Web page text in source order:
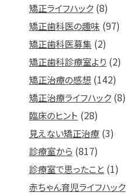
矯正ライフハック (8)
矯正歯科医の趣味 (97)
矯正歯科医募集 (2)
矯正歯科診療室より (2)
矯正治療の感想 (142)
矯正治療ライフハック (8)
臨床のヒント (28)
見えない矯正治療 (3)
診療室から (817)
診療室で思ったこと (1)
赤ちゃん育児ライフハック